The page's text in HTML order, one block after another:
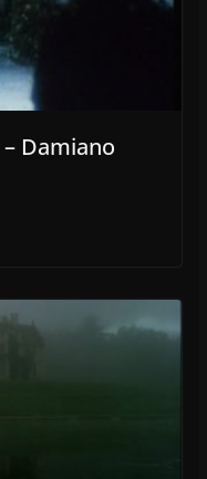
Damiano